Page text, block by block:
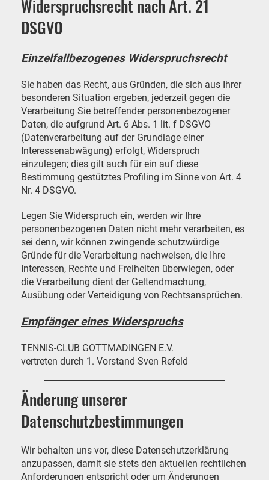
Widerspruchsrecht nach Art. 21
DSGVO
Einzelfallbezogenes Widerspruchsrecht
Sie haben das Recht, aus Gründen, die sich aus Ihrer
besonderen Situation ergeben, jederzeit gegen die
Verarbeitung Sie betreffender personenbezogener
Daten, die aufgrund Art. 6 Abs. 1 lit. f DSGVO
(Datenverarbeitung auf der Grundlage einer
Interessenabwägung) erfolgt, Widerspruch
einzulegen; dies gilt auch für ein auf diese
Bestimmung gestütztes Profiling im Sinne von Art. 4
Nr. 4 DSGVO.
Legen Sie Widerspruch ein, werden wir Ihre
personenbezogenen Daten nicht mehr verarbeiten, es
sei denn, wir können zwingende schutzwürdige
Gründe für die Verarbeitung nachweisen, die Ihre
Interessen, Rechte und Freiheiten überwiegen, oder
die Verarbeitung dient der Geltendmachung,
Ausübung oder Verteidigung von Rechtsansprüchen.
Empfänger eines Widerspruchs
TENNIS-CLUB GOTTMADINGEN E.V.
vertreten durch 1. Vorstand Sven Refeld
Änderung unserer
Datenschutzbestimmungen
Wir behalten uns vor, diese Datenschutzerklärung
anzupassen, damit sie stets den aktuellen rechtlichen
Anforderungen entspricht oder um Änderungen